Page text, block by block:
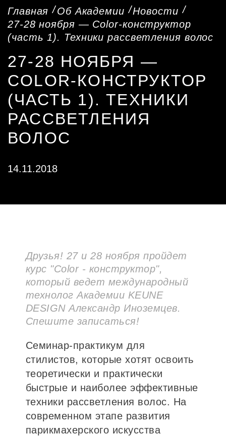
Главная Об Академии
Новости
27-28 ноября — Color-конструктор
(часть 1). Техники рассветления волос
27-28 НОЯБРЯ —
COLOR-КОНСТРУКТОР
(ЧАСТЬ 1). ТЕХНИКИ
РАССВЕТЛЕНИЯ
ВОЛОС
14.11.2018
Друзья! 27 и 28 ноября пройдет
курс "Color - конструктор",
который ведет международный
технолог Академии KEUNE
DESIGN Александр Иноземцев.
Спешите записаться!
Семинар-практикум для
стилистов, которые хотят освоить
теоретически и практически
быстрые и наиболее эффективные
техники рассветления волос. На
современном этапе развития
парикмахерского искусства